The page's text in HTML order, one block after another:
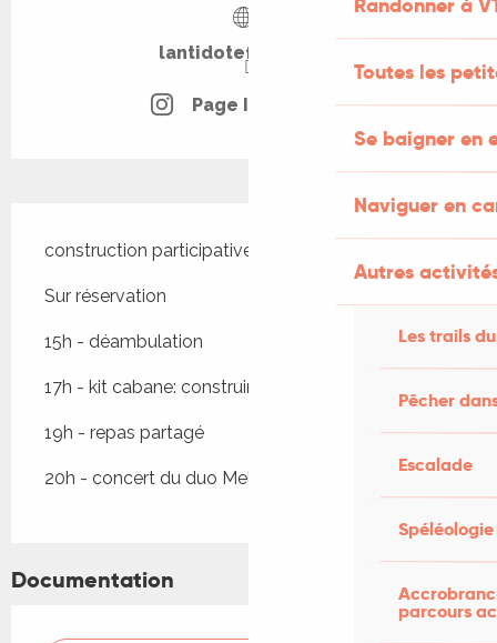
Toutes les
Se baigner en
Naviguer en
Autres
Les trails
Pêcher
Escalade
Spéléologie
parcours
lantidotefestival.fr
Page Instagram
construction participative , danse et concert
Sur réservation
15h - déambulation
17h - kit cabane: construire une cabane collective
19h - repas partagé
20h - concert du duo Melia et Raf, suivi d'un DJ
Documentation